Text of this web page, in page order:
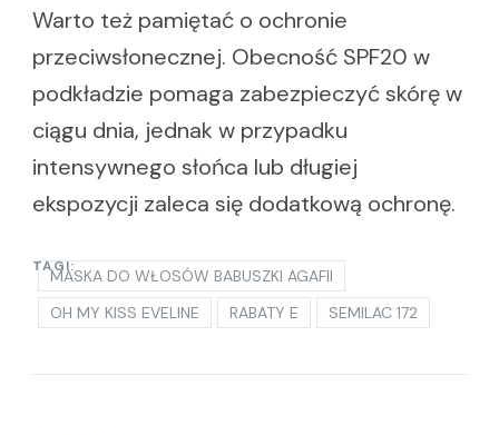
Warto też pamiętać o ochronie
przeciwsłonecznej. Obecność SPF20 w
podkładzie pomaga zabezpieczyć skórę w
ciągu dnia, jednak w przypadku
intensywnego słońca lub długiej
ekspozycji zaleca się dodatkową ochronę.
TAGI:
MASKA DO WŁOSÓW BABUSZKI AGAFII
OH MY KISS EVELINE
RABATY E SEMILAC 172